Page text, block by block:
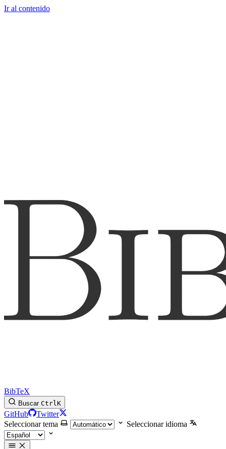
Ir al contenido
BibTeX
Buscar CtrlK
GitHub
Twitter
Seleccionar tema
Seleccionar idioma